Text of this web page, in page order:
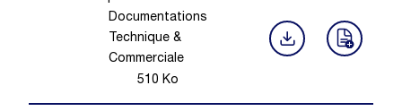
Documentations
Technique &
Commerciale
510 Ko